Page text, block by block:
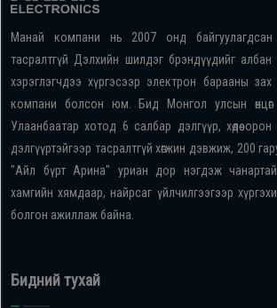
Манай компани нь 2007 онд байгуулагдсан
тасралтгүй Дэлхийн шилдэг брэндүүдийг албан
хэрэглэгчдээ хүргэсээр электрон барааны зах
компани болсон юм. Бид Монгол улсын өнцөг
Улаанбаатар хотод 6 салбар дэлгүүр, хөдөө
дэлгүүртэйгээр тасралтгүй хөгжин дэвжиж, 200
"Айл бүрт Арина" уриан дор нэгдэж чанартай
хамгийн хямдаар, найрсаг үйлчилгээгээр
болгон ажиллаж байна.
Бидний тухай